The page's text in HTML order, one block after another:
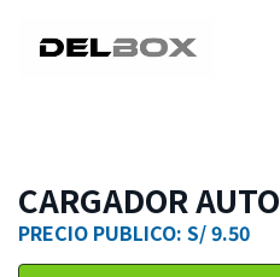
CARGADOR
PRECIO PUBLICO: S/ 9.50